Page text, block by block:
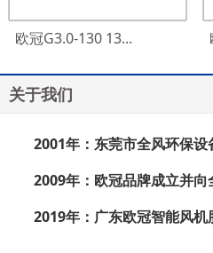
欧冠G3.0-130 13...
关于我们
2001年：东莞市全风环保
2009年：欧冠品牌成立并向
2019年：广东欧冠智能风